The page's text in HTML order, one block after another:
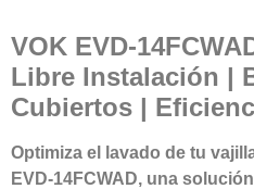
VOK EVD-
Libre Instalación |
Cubiertos |
Optimiza el lavado de tu
EVD-14FCWAD, una